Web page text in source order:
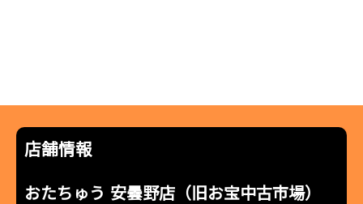
店舗情報
おたちゅう 安曇野店（旧お宝中古市場）